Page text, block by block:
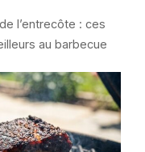
l’entrecôte : ces
au barbecue